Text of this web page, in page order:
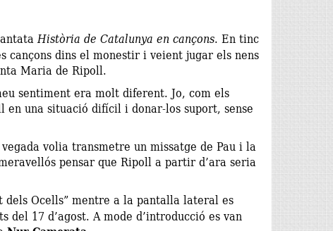
Història de Catalunya en cançons. En tinc
cançons dins el monestir i veient jugar els nens
Maria de Ripoll.
sentiment era molt diferent. Jo, com els
una situació difícil i donar-los suport, sense
volia transmetre un missatge de Pau i la
pensar que Ripoll a partir d’ara seria
Ocells” mentre a la pantalla lateral es
17 d’agost. A mode d’introducció es van